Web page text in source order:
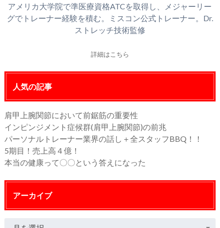
アメリカ大学院で準医療資格ATCを取得し、メジャーリー
グでトレーナー経験を積む。ミスコン公式トレーナー。Dr.
ストレッチ技術監修
詳細はこちら
人気の記事
肩甲上腕関節において前鋸筋の重要性
インピンジメント症候群(肩甲上腕関節)の前兆
パーソナルトレーナー業界の話し＋全スタッフBBQ！！
5期目！売上高４億！
本当の健康って〇〇という答えになった
アーカイブ